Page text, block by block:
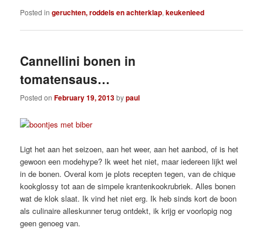
Posted in geruchten, roddels en achterklap,keukenleed
Cannellini bonen in
tomatensaus…
Posted onFebruary 19, 2013bypaul
Ligt het aan het seizoen, aan het weer, aan het aanbod, of is het
gewoon een modehype? Ik weet het niet, maar iedereen lijkt wel
in de bonen. Overal kom je plots recepten tegen, van de chique
kookglossy tot aan de simpele krantenkookrubriek. Alles bonen
wat de klok slaat. Ik vind het niet erg. Ik heb sinds kort de boon
als culinaire alleskunner terug ontdekt, ik krijg er voorlopig nog
geen genoeg van.